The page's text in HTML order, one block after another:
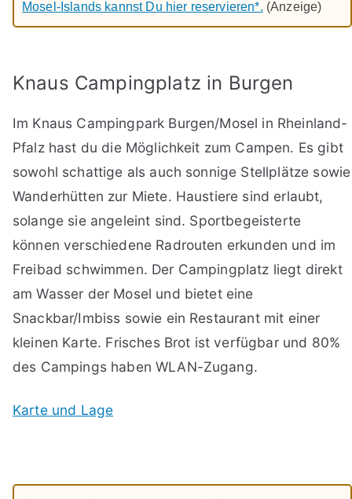
Mosel-Islands kannst Du hier reservieren*. (Anzeige)
Knaus Campingplatz in Burgen
Im Knaus Campingpark Burgen/Mosel in Rheinland-
Pfalz hast du die Möglichkeit zum Campen. Es gibt
sowohl schattige als auch sonnige Stellplätze sowie
Wanderhütten zur Miete. Haustiere sind erlaubt,
solange sie angeleint sind. Sportbegeisterte
können verschiedene Radrouten erkunden und im
Freibad schwimmen. Der Campingplatz liegt direkt
am Wasser der Mosel und bietet eine
Snackbar/Imbiss sowie ein Restaurant mit einer
kleinen Karte. Frisches Brot ist verfügbar und 80%
des Campings haben WLAN-Zugang.
Karte und Lage